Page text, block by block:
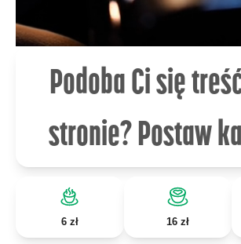
Podoba Ci się
stronie? Postaw
6 zł 16 zł